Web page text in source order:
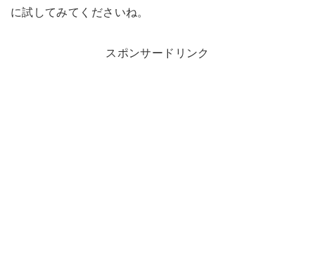
に試してみてくださいね。
スポンサードリンク